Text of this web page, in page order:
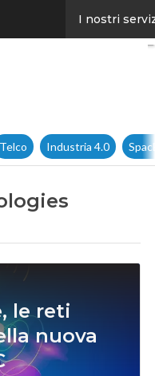
I nostri
Telco Industria 4.0
le reti
nuova